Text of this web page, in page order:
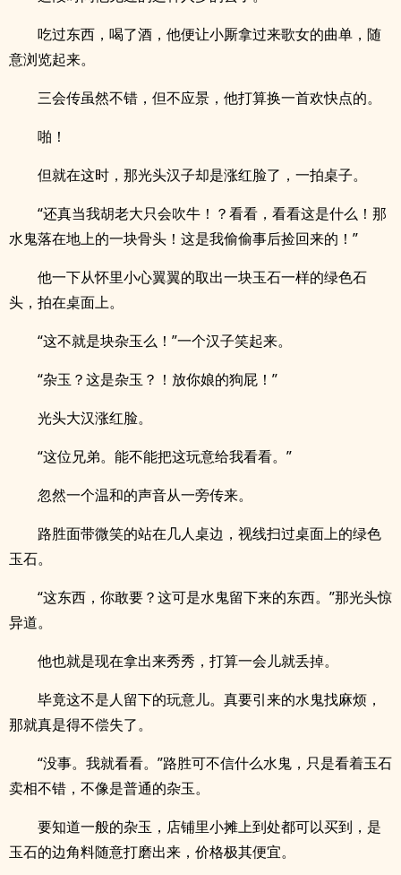
吃过东西，喝了酒，他便让小厮拿过来歌女的曲单，随
意浏览起来。
三会传虽然不错，但不应景，他打算换一首欢快点的。
啪！
但就在这时，那光头汉子却是涨红脸了，一拍桌子。
“还真当我胡老大只会吹牛！？看看，看看这是什么！那
水鬼落在地上的一块骨头！这是我偷偷事后捡回来的！”
他一下从怀里小心翼翼的取出一块玉石一样的绿色石
头，拍在桌面上。
“这不就是块杂玉么！”一个汉子笑起来。
“杂玉？这是杂玉？！放你娘的狗屁！”
光头大汉涨红脸。
“这位兄弟。能不能把这玩意给我看看。”
忽然一个温和的声音从一旁传来。
路胜面带微笑的站在几人桌边，视线扫过桌面上的绿色
玉石。
“这东西，你敢要？这可是水鬼留下来的东西。”那光头惊
异道。
他也就是现在拿出来秀秀，打算一会儿就丢掉。
毕竟这不是人留下的玩意儿。真要引来的水鬼找麻烦，
那就真是得不偿失了。
“没事。我就看看。”路胜可不信什么水鬼，只是看着玉石
卖相不错，不像是普通的杂玉。
要知道一般的杂玉，店铺里小摊上到处都可以买到，是
玉石的边角料随意打磨出来，价格极其便宜。